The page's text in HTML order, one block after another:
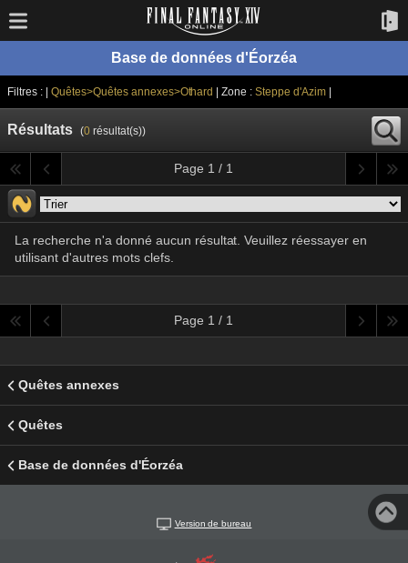
Base de données d'Éorzéa
Filtres : | Quêtes>Quêtes annexes>Othard | Zone :Steppe d'Azim
Résultats (0résultat(s))
Page 1 / 1
La recherche n'a donné aucun résultat. Veuillez réessayer en
utilisant d'autres mots clefs.
Page 1 / 1
Quêtes annexes
Quêtes
Base de données d'Éorzéa
Version de bureau